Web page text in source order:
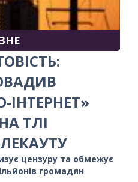
ТЛІ
цензуру та обмежує
громадян